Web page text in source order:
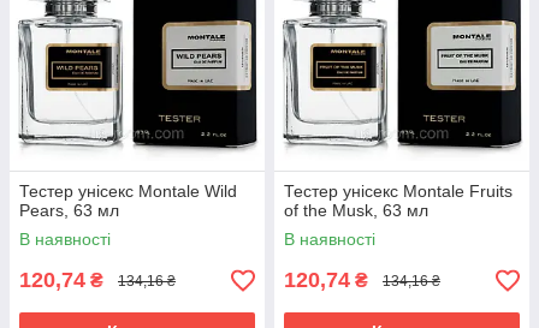
Тестер унісекс Montale Wild
Pears, 63 мл
В наявності
120,74 ₴ 134,16 ₴
Тестер унісекс Montale Fruits
of the Musk, 63 мл
В наявності
120,74 ₴ 134,16 ₴